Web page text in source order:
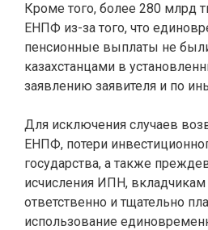
Кроме того, более 280 млрд
ЕНПФ из-за того, что
пенсионные выплаты не
казахстанцами в
заявлению заявителя и по
Для исключения случаев
ЕНПФ, потери
государства, а также
исчисления ИПН, вкладчикам
ответственно и тщательно
использование